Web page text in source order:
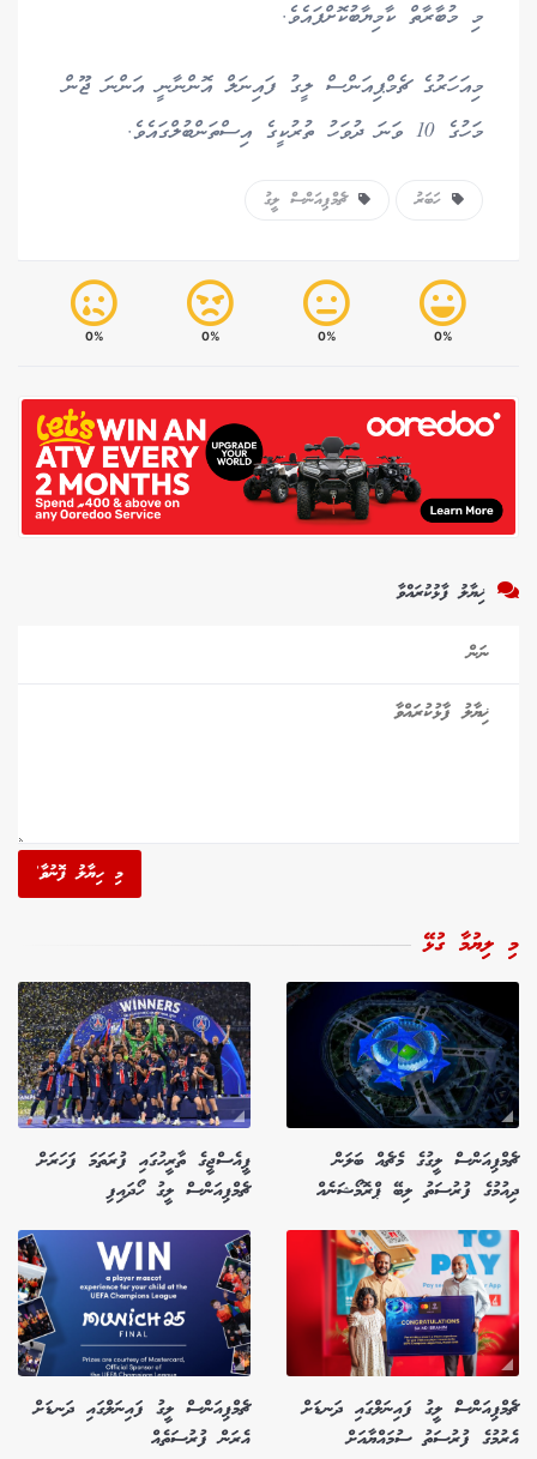
މި މުބާރާތް ކާމިޔާބުކޮށްފައެވެ.
މިއަހަރުގެ ޗެމްޕިއަންސް ލީގު ފައިނަލް އޮންނާނީ އަންނަ ޖޫން
މަހުގެ 10 ވަނަ ދުވަހު ތުރުކީގެ އިސްތަންބުލްގައެވެ.
ހަބަރު ޗެމްޕިއަންސް ލީގު
0%
0%
0%
0%
ޚިޔާލު ފާޅުކުރައްވާ
މި ހިޔާލު ފޮނުވާ'
މި ލިޔުމާ ގުޅޭ
ޗެމްޕިއަންސް ލީގުގެ މެޗެއް ބަލަން
ދިއުމުގެ ފުރުސަތު ލިބޭ ޕްރޮމޯޝަނެއް
ޕީއެސްޖީގެ ތާރީހުގައި ފުރަތަމަ ފަހަރަށް
ޗެމްޕިއަންސް ލީގު ހޯދައިފި
ޗެމްޕިއަންސް ލީގު ފައިނަލްގައި ދަނޑަށް
އެރުމުގެ ފުރުސަތު ސުމައްޔާއަށް
ޗެމްޕިއަންސް ލީގު ފައިނަލްގައި ދަނޑަށް
އެރަން ފުރުސަތެއް